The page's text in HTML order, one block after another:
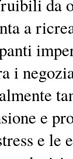
da
a
i
e
e le